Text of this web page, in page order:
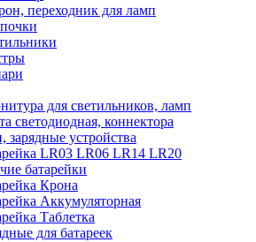
переходник для ламп
для светильников, ламп
светодиодная, коннектора
зарядные устройства
LR03 LR06 LR14 LR20
батарейки
Крона
Аккумуляторная
Таблетка
для батареек